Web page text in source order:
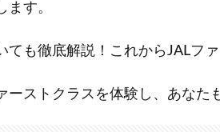
す。
ても徹底解説！これからJALフ
ストクラスを体験し、あなた